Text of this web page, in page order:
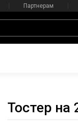
Партнерам
Тостер на